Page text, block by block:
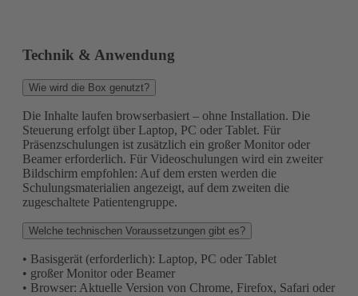
Technik & Anwendung
Wie wird die Box genutzt?
Die Inhalte laufen browserbasiert – ohne Installation. Die
Steuerung erfolgt über Laptop, PC oder Tablet. Für
Präsenzschulungen ist zusätzlich ein großer Monitor oder
Beamer erforderlich. Für Videoschulungen wird ein zweiter
Bildschirm empfohlen: Auf dem ersten werden die
Schulungsmaterialien angezeigt, auf dem zweiten die
zugeschaltete Patientengruppe.
Welche technischen Voraussetzungen gibt es?
• Basisgerät (erforderlich): Laptop, PC oder Tablet
• großer Monitor oder Beamer
• Browser: Aktuelle Version von Chrome, Firefox, Safari oder